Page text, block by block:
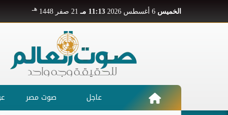
الخميس 11:13 مـ 21 صفر 1448 هـ
عاجل صوت مصر